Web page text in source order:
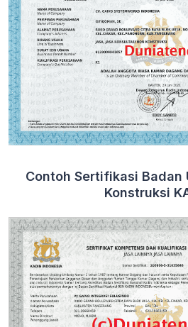
Contoh Sertifikasi Badan
Konstruksi